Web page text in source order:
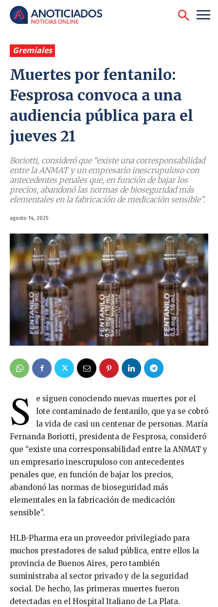
Gremiales
Muertes por fentanilo:
Fesprosa convoca a una
audiencia pública para el
jueves 21
Boriotti, consideró que “existe una corresponsabilidad
entre la ANMAT y un empresario inescrupuloso con
antecedentes penales que, en función de bajar los
precios, abandonó las normas de bioseguridad más
elementales en la fabricación de medicación sensible”.
agosto 14, 2025
S
e siguen conociendo nuevas muertes por el
lote contaminado de fentanilo, que ya se cobró
la vida de casi un centenar de personas. María
Fernanda Boriotti, presidenta de Fesprosa, consideró
que “existe una corresponsabilidad entre la ANMAT y
un empresario inescrupuloso con antecedentes
penales que, en función de bajar los precios,
abandonó las normas de bioseguridad más
elementales en la fabricación de medicación
sensible”.
HLB-Pharma era un proveedor privilegiado para
muchos prestadores de salud pública, entre ellos la
provincia de Buenos Aires, pero también
suministraba al sector privado y de la seguridad
social. De hecho, las primeras muertes fueron
detectadas en el Hospital Italiano de La Plata.